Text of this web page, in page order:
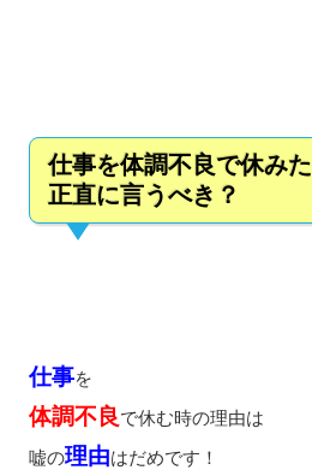
仕事を体調不良で休み
正直に言うべき？
仕事を
体調不良で休む時の理由は
嘘の理由はだめです！